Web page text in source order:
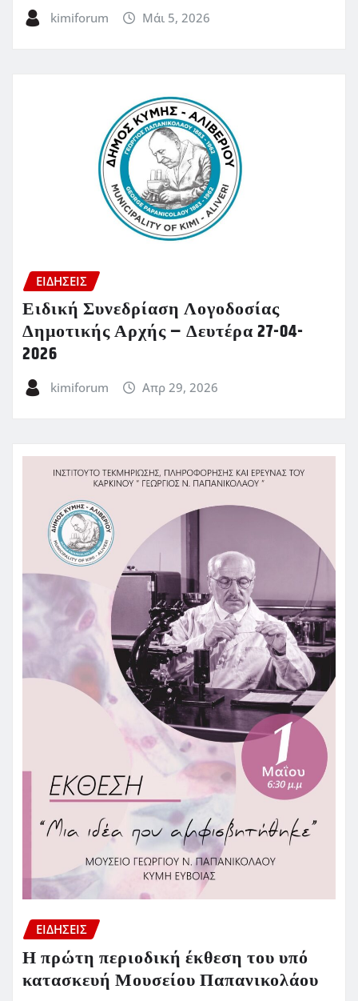
kimiforum Μάι 5, 2026
ΕΙΔΗΣΕΙΣ
Ειδική Συνεδρίαση Λογοδοσίας
Δημοτικής Αρχής – Δευτέρα 27-04-
2026
kimiforum Απρ 29, 2026
ΕΙΔΗΣΕΙΣ
Η πρώτη περιοδική έκθεση του υπό
κατασκευή Μουσείου Παπανικολάου